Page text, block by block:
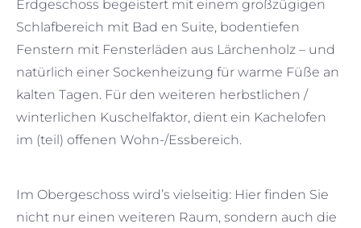
Erdgeschoss begeistert mit einem großzügigen
Schlafbereich mit Bad en Suite, bodentiefen
Fenstern mit Fensterläden aus Lärchenholz – und
natürlich einer Sockenheizung für warme Füße an
kalten Tagen. Für den weiteren herbstlichen /
winterlichen Kuschelfaktor, dient ein Kachelofen
im (teil) offenen Wohn-/Essbereich.
Im Obergeschoss wird’s vielseitig: Hier finden Sie
nicht nur einen weiteren Raum, sondern auch die